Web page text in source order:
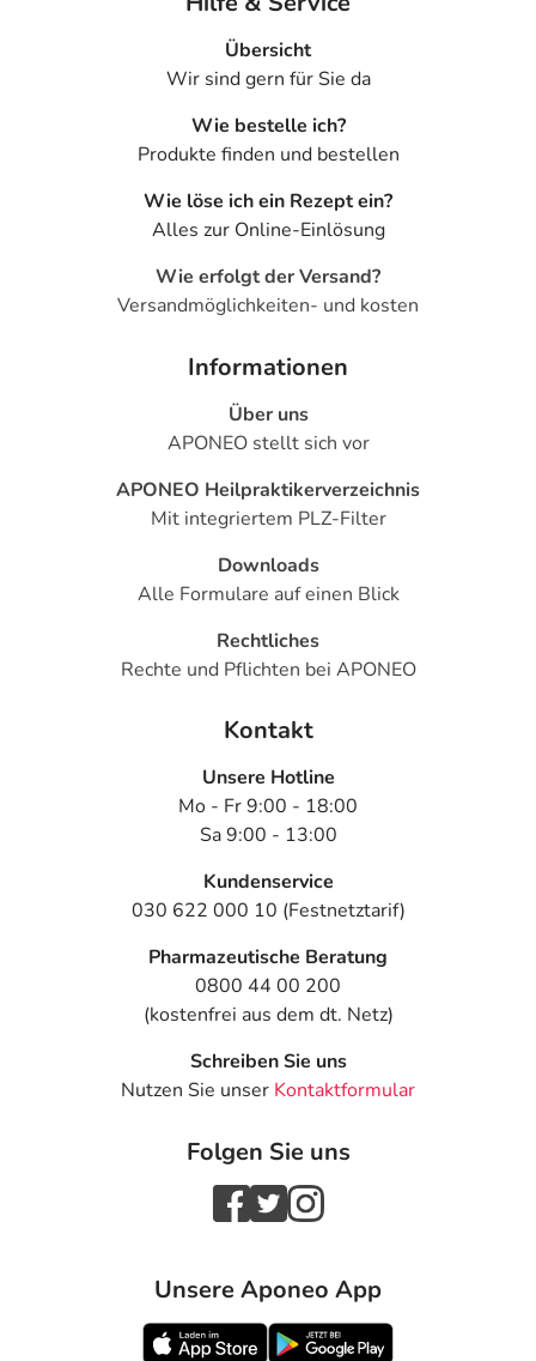
Übersicht
Wir sind gern für Sie da
Wie bestelle ich?
Produkte finden und bestellen
Wie löse ich ein Rezept ein?
Alles zur Online-Einlösung
Wie erfolgt der Versand?
Versandmöglichkeiten- und kosten
Informationen
Über uns
APONEO stellt sich vor
APONEO Heilpraktikerverzeichnis
Mit integriertem PLZ-Filter
Downloads
Alle Formulare auf einen Blick
Rechtliches
Rechte und Pflichten bei APONEO
Kontakt
Unsere Hotline
Mo - Fr 9:00 - 18:00
Sa 9:00 - 13:00
Kundenservice
030 622 000 10 (Festnetztarif)
Pharmazeutische Beratung
0800 44 00 200
(kostenfrei aus dem dt. Netz)
Schreiben Sie uns
Nutzen Sie unser Kontaktformular
Folgen Sie uns
Unsere Aponeo App